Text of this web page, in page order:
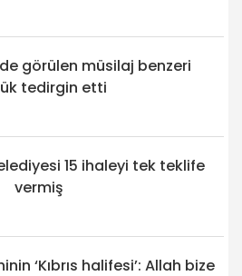
görülen müsilaj benzeri
tedirgin etti
15 ihaleyi tek teklife
vermiş
‘Kıbrıs halifesi’: Allah bize